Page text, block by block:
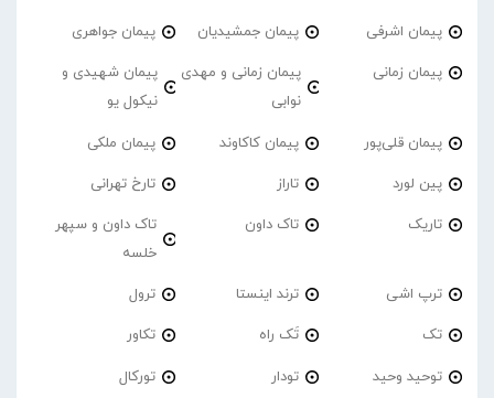
پیمان اشرفی پیمان جمشیدیان پیمان جواهری
پیمان زمانی
پیمان زمانی و مهدی
نوابی
پیمان شهیدی و
نیکول یو
پیمان قلی‌پور پیمان کاکاوند پیمان ملکی
پین لورد تاراز تارخ تهرانی
تاریک تاک داون
تاک داون و سپهر
خلسه
ترپ اشی ترند اینستا ترول
تک تَک راه تکاور
توحید وحید تودار تورکال